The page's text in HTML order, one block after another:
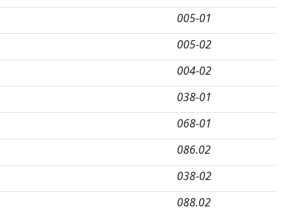
005-01
005-02
004-02
038-01
068-01
086.02
038-02
088.02